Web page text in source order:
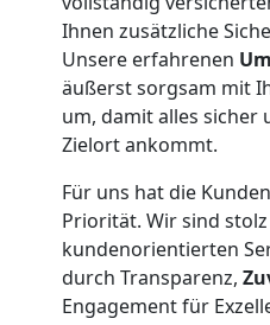
Ihnen zusätzliche
Unsere erfahrenen
äußerst sorgsam mit
um, damit alles sicher
Zielort ankommt.
Für uns hat die
Priorität. Wir sind
kundenorientierten
durch Transparenz,
Engagement für
Leonding
Beiladung
Leonding
Mini